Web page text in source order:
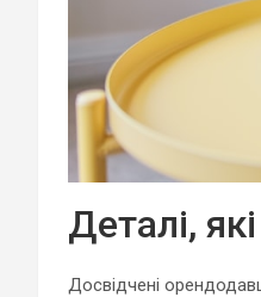
Деталі,
Досвідчені